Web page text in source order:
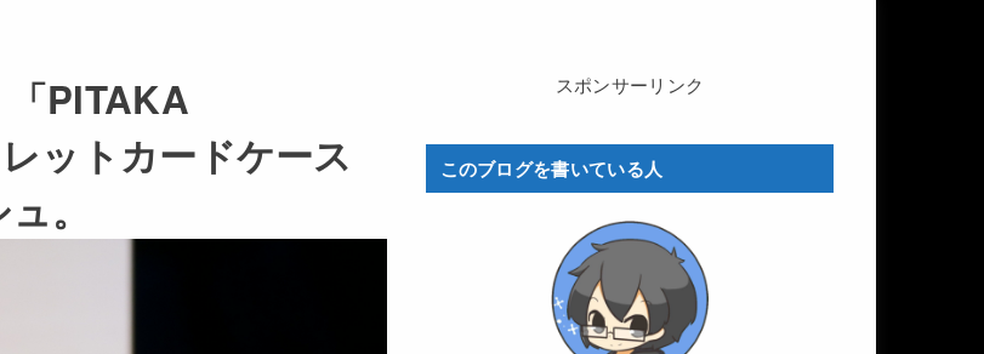
PITAKA
ットカードケース
。
スポンサーリンク
このブログを書いている人